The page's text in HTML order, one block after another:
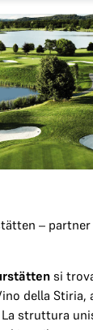
– partner
si
della Stiria,
struttura